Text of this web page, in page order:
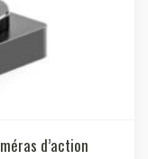
d’action